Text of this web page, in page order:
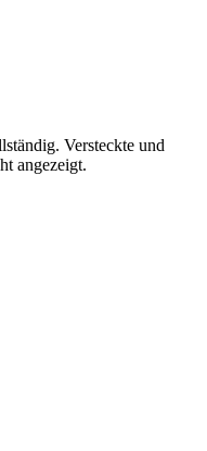
Versteckte und
angezeigt.